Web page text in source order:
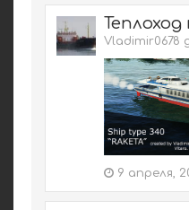
Vladimir0678
9 апреля,